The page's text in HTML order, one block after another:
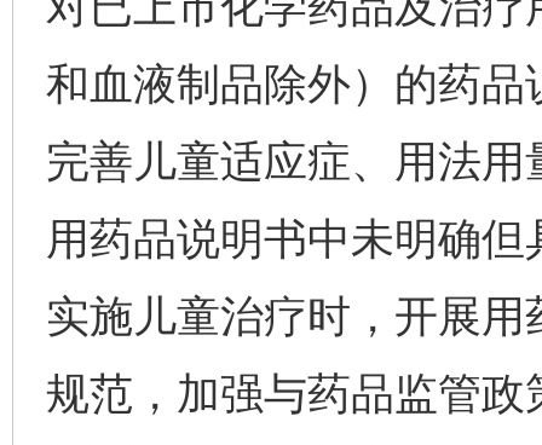
和血液制品除外）的药
完善儿童适应症、用法
用药品说明书中未明确
实施儿童治疗时，开展
规范，加强与药品监管